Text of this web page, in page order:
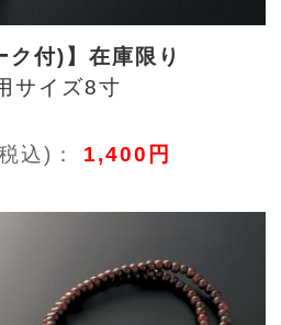
ク付)】在庫限り
サイズ8寸
込)： 1,400円